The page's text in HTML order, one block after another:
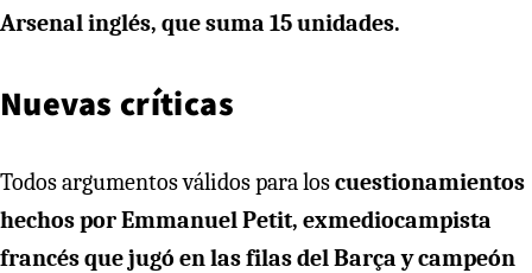
Arsenal inglés, que suma 15 unidades.
Nuevas críticas
Todos argumentos válidos para loscuestionamientos
hechos por Emmanuel Petit, exmediocampista
francés que jugó en las filas del Barça y campeón